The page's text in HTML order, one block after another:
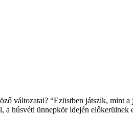
változatai? “Ezüstben játszik, mint
a húsvéti ünnepkör idején előkerülnek